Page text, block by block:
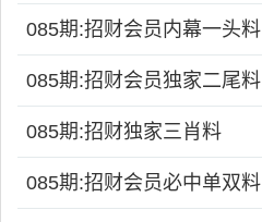
085期:招财会员内幕一头料
085期:招财会员独家二尾料
085期:招财独家三肖料
085期:招财会员必中单双料